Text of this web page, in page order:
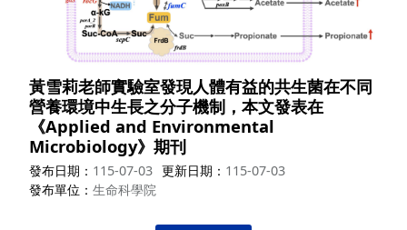
黃雪莉老師實驗室發現人體有益的共生菌在不同
營養環境中生長之分子機制，本文發表在
《Applied and Environmental
Microbiology》期刊
發布日期 115-07-03 更新日期
115-07-03
發布單位
生命科學院